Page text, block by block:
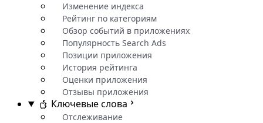
Изменение индекса
Рейтинг по категориям
Обзор событий в приложениях
Популярность Search Ads
Позиции приложения
История рейтинга
Оценки приложения
Отзывы приложения
Ключевые слова
Отслеживание